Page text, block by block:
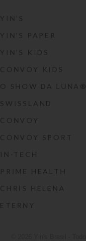
YIN’S
YIN’S PAPER
YIN’S KIDS
CONVOY KIDS
O SHOW DA LUNA®
SWISSLAND
CONVOY
CONVOY SPORT
IN-TECH
PRIME HEALTH
CHRIS HELENA
ETERNY